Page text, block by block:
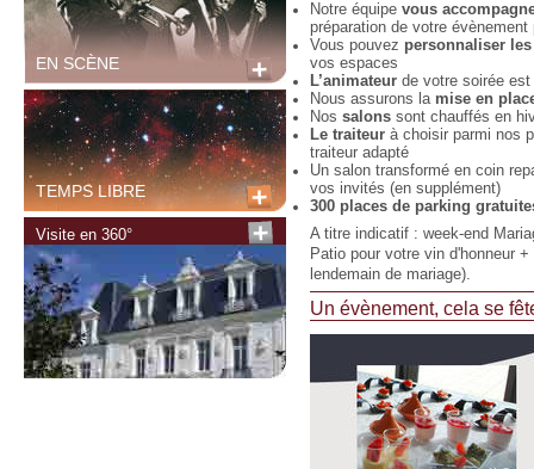
EN SCÈNE
TEMPS LIBRE
Visite en 360°
Notre équipe vous
préparation de votre
Vous pouvez personnaliser les
vos espaces
L’animateur de votre soirée
Nous assurons la mise en
Nos salons sont chauffés en
Le traiteur à choisir parmi nos
traiteur adapté
Un salon transformé en coin
vos invités (en supplément)
300 places de parking
A titre indicatif : week-end
Patio pour votre vin d'honneur
lendemain de mariage).
Un évènement, cela se